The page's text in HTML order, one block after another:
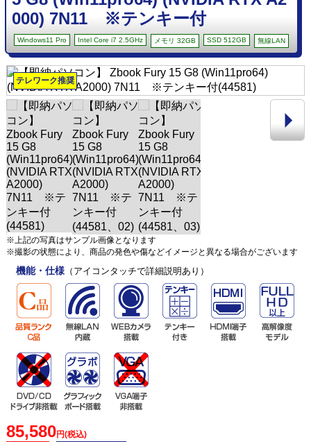
000) 7N11 ※テンキー付
Windows11 Pro Intel Core i7 2.5GHz メモリ 32GB SSD 512GB 無線LAN
テレワーク推奨
※上記の写真はサンプル画像となります
※撮影の状態により、商品の発色や傷などイメージと異なる場合がございます
機能・仕様（アイコンタッチで詳細説明あり）
85,580円(税込)